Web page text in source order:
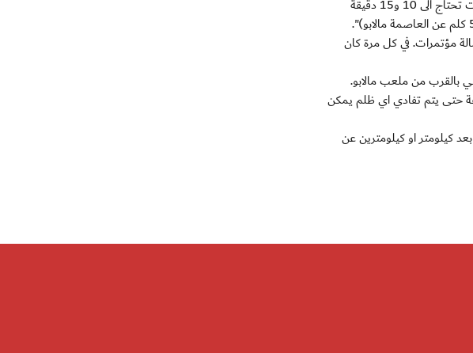
وقال دوارتي "انهما (ساحل العاج وانغولا) محميين، وجميع المنتخبات لا تعمل في نفس الظروف. بعض المنتخبات تحتاج الى 10 و15 دقيقة
مؤتمرات. في كل مرة كان
بالقرب من ملعب مالابو.
قرعة حتى يتم تفادي اي ظلم يمكن
كيلومتر او كيلومترين عن